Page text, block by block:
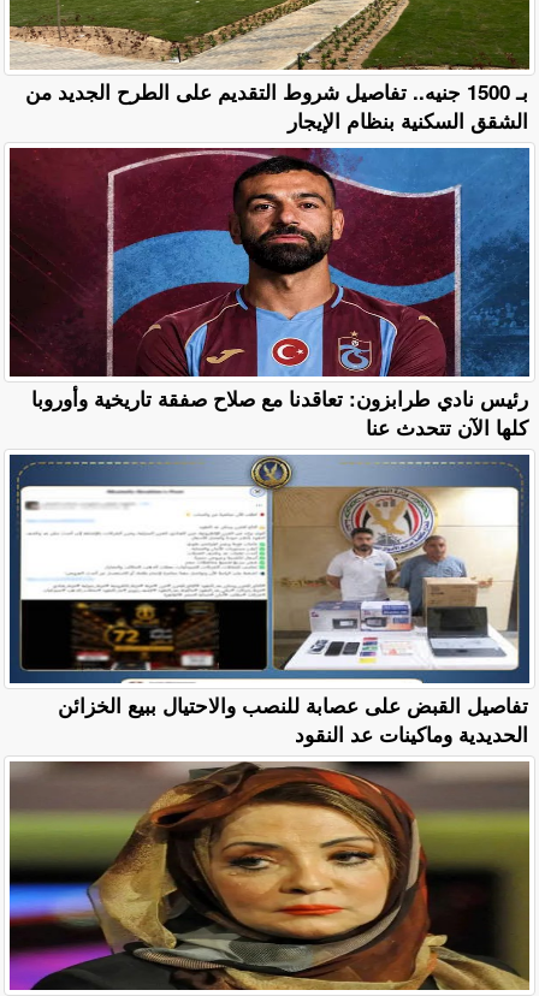
بـ 1500 جنيه.. تفاصيل شروط التقديم على الطرح الجديد من
الشقق السكنية بنظام الإيجار
رئيس نادي طرابزون: تعاقدنا مع صلاح صفقة تاريخية وأوروبا
كلها الآن تتحدث عنا
تفاصيل القبض على عصابة للنصب والاحتيال ببيع الخزائن
الحديدية وماكينات عد النقود